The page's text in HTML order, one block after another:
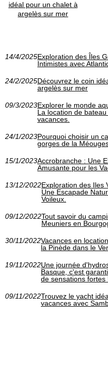
idéal pour un chalet à
argelès sur mer
14/4/2025Exploration des Îles
Intimistes avec
24/2/2025Découvrez le coin
argelès sur mer
09/3/2023Explorer le monde
La location de
vacances.
24/1/2023Pourquoi choisir un
gorges de la
15/1/2023Accrobranche : Une
Amusante pour les
13/12/2022Exploration des Iles
Une Escapade
Voileux.
09/12/2022Tout savoir du
Meuniers en
30/11/2022Vacances en
la Pinède dans le
19/11/2022Une journée
Basque, c'est
de sensations fortes
09/11/2022Trouvez le yacht
vacances avec